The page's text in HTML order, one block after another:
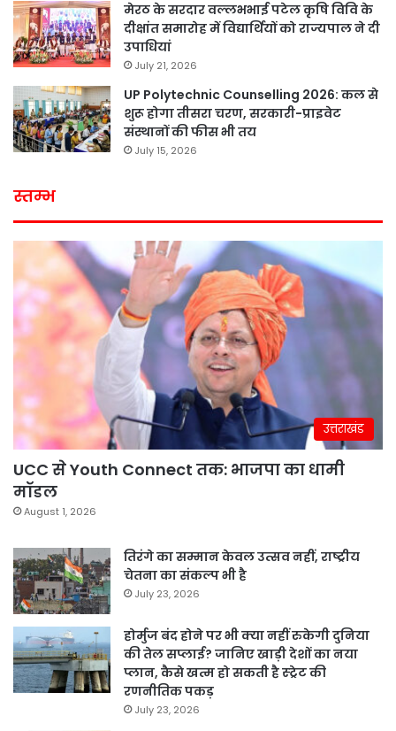
मेरठ के सरदार वल्लभभाई पटेल कृषि विवि के
दीक्षांत समारोह में विद्यार्थियों को राज्यपाल ने दी
उपाधियां
July 21, 2026
UP Polytechnic Counselling 2026: कल से
शुरू होगा तीसरा चरण, सरकारी-प्राइवेट
संस्थानों की फीस भी तय
July 15, 2026
स्तम्भ
उत्तराखंड
UCC से Youth Connect तक: भाजपा का धामी
मॉडल
August 1, 2026
तिरंगे का सम्मान केवल उत्सव नहीं, राष्ट्रीय
चेतना का संकल्प भी है
July 23, 2026
होर्मुज बंद होने पर भी क्या नहीं रुकेगी दुनिया
की तेल सप्लाई? जानिए खाड़ी देशों का नया
प्लान, कैसे खत्म हो सकती है स्ट्रेट की
रणनीतिक पकड़
July 23, 2026